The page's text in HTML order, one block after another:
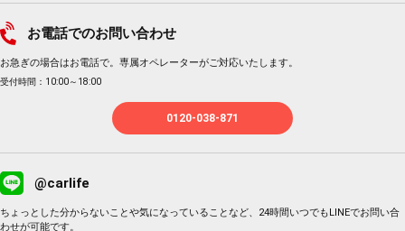
お電話でのお問い合わせ
お急ぎの場合はお電話で。専属オペレーターがご対応いたします。
受付時間：10:00～18:00
0120-038-871
@carlife
ちょっとした分からないことや気になっていることなど、24時間いつでもLINEでお問い合
わせが可能です。